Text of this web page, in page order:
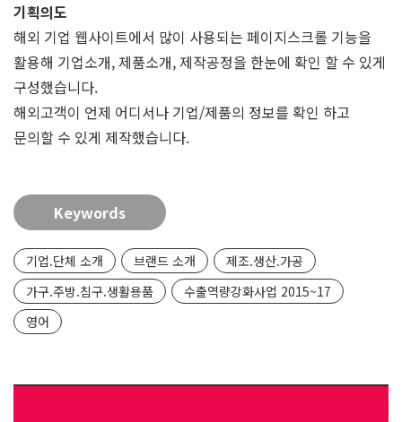
기획의도
해외 기업 웹사이트에서 많이 사용되는 페이지스크롤 기능을
활용해 기업소개, 제품소개, 제작공정을 한눈에 확인 할 수 있게
구성했습니다.
해외고객이 언제 어디서나 기업/제품의 정보를 확인 하고
문의할 수 있게 제작했습니다.
Keywords
기업.단체 소개 브랜드 소개
제조.생산.가공
가구.주방.침구.생활용품
수출역량강화사업 2015~17
영어